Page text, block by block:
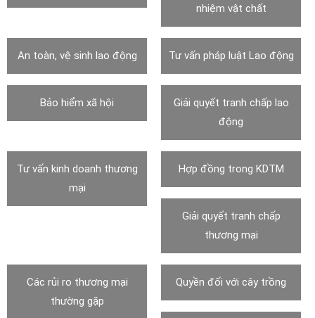
nhiệm vật chất
An toàn, vệ sinh lao động Tư vấn pháp luật Lao động
Bảo hiểm xã hội
Giải quyết tranh chấp lao
động
Tư vấn kinh doanh thương
mại
Hợp đồng trong KDTM
Giải quyết tranh chấp
thương mại
Các rủi ro thương mại
thường gặp
Quyền đối với cây trồng